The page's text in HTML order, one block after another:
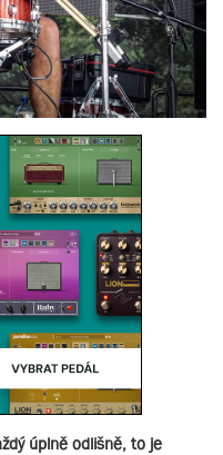
úplně odlišně, to je